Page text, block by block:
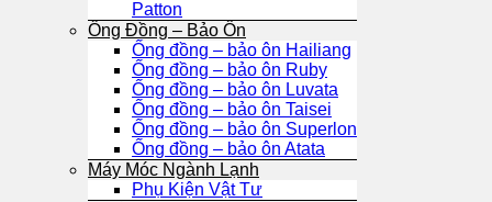
Patton
Ống Đồng – Bảo Ôn
Ống đồng – bảo ôn Hailiang
Ống đồng – bảo ôn Ruby
Ống đồng – bảo ôn Luvata
Ống đồng – bảo ôn Taisei
Ống đồng – bảo ôn Superlon
Ống đồng – bảo ôn Atata
Máy Móc Ngành Lạnh
Phụ Kiện Vật Tư